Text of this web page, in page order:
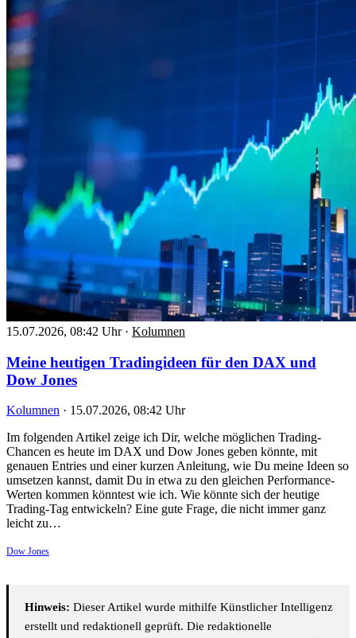
15.07.2026, 08:42 Uhr · Kolumnen
Meine heutigen Tradingideen für den DAX und
Dow Jones
Kolumnen · 15.07.2026, 08:42 Uhr
Im folgenden Artikel zeige ich Dir, welche möglichen Trading-
Chancen es heute im DAX und Dow Jones geben könnte, mit
genauen Entries und einer kurzen Anleitung, wie Du meine Ideen so
umsetzen kannst, damit Du in etwa zu den gleichen Performance-
Werten kommen könntest wie ich. Wie könnte sich der heutige
Trading-Tag entwickeln? Eine gute Frage, die nicht immer ganz
leicht zu…
Dow Jones
Hinweis: Dieser Artikel wurde mithilfe Künstlicher Intelligenz
erstellt und redaktionell geprüft. Die redaktionelle